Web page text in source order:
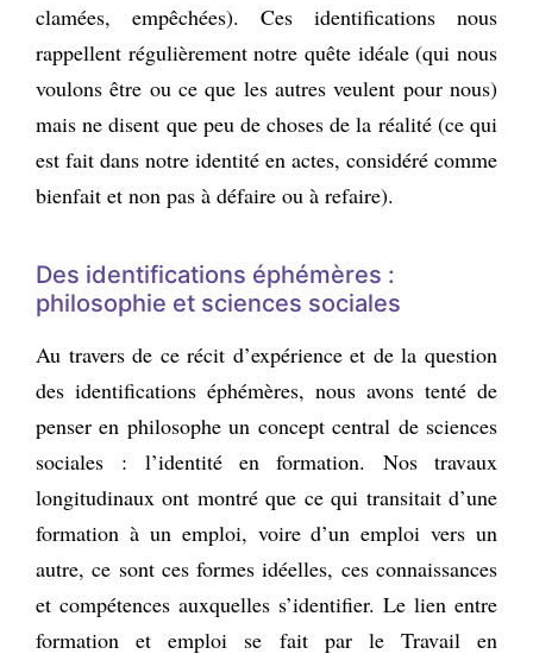
clamées, empêchées). Ces identifications nous
rappellent régulièrement notre quête idéale (qui nous
voulons être ou ce que les autres veulent pour nous)
mais ne disent que peu de choses de la réalité (ce qui
est fait dans notre identité en actes, considéré comme
bienfait et non pas à défaire ou à refaire).
Des identifications éphémères :
philosophie et sciences sociales
Au travers de ce récit d’expérience et de la question
des identifications éphémères, nous avons tenté de
penser en philosophe un concept central de sciences
sociales : l’identité en formation. Nos travaux
longitudinaux ont montré que ce qui transitait d’une
formation à un emploi, voire d’un emploi vers un
autre, ce sont ces formes idéelles, ces connaissances
et compétences auxquelles s’identifier. Le lien entre
formation et emploi se fait par le Travail en